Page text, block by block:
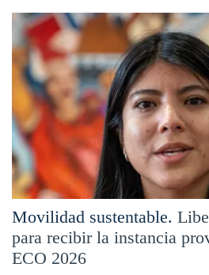
Movilidad sustentable.
para recibir la instancia
ECO 2026